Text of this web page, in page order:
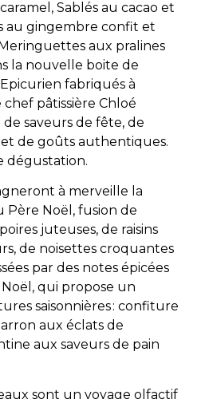
Sablés au cacao et
au gingembre confit et
aux pralines
la nouvelle boite de
fabriqués à
pâtissière Chloé
saveurs de fête, de
de goûts authentiques.
dégustation.
à merveille la
Noël, fusion de
juteuses, de raisins
de noisettes croquantes
par des notes épicées
qui propose un
saisonnières : confiture
aux éclats de
aux saveurs de pain
sont un voyage olfactif